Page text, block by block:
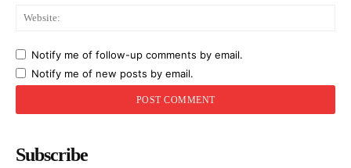
Notify me of follow-up comments by email.
Notify me of new posts by email.
Subscribe